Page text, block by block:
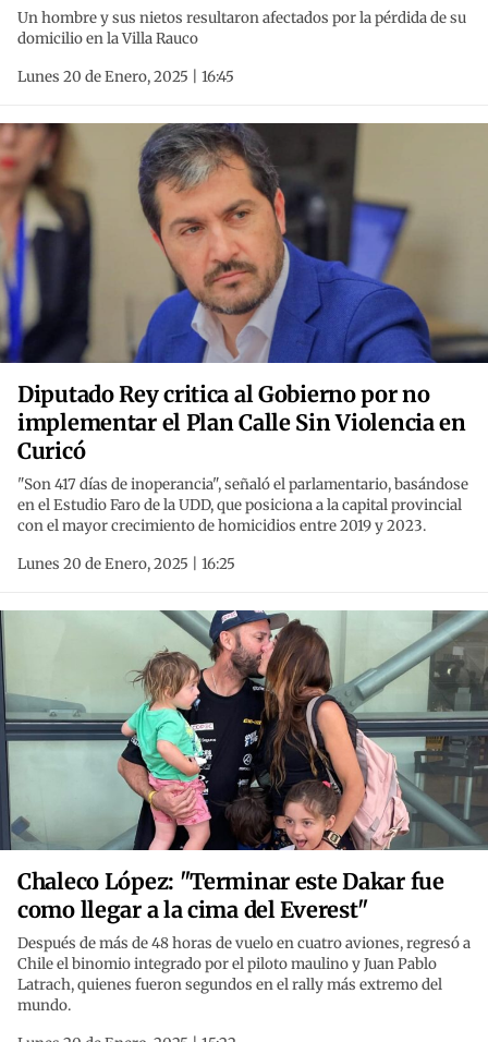
Un hombre y sus nietos resultaron afectados por la pérdida de su
domicilio en la Villa Rauco
Lunes 20 de Enero, 2025 | 16:45
Diputado Rey critica al Gobierno por no
implementar el Plan Calle Sin Violencia en
Curicó
"Son 417 días de inoperancia", señaló el parlamentario, basándose
en el Estudio Faro de la UDD, que posiciona a la capital provincial
con el mayor crecimiento de homicidios entre 2019 y 2023.
Lunes 20 de Enero, 2025 | 16:25
Chaleco López: "Terminar este Dakar fue
como llegar a la cima del Everest"
Después de más de 48 horas de vuelo en cuatro aviones, regresó a
Chile el binomio integrado por el piloto maulino y Juan Pablo
Latrach, quienes fueron segundos en el rally más extremo del
mundo.